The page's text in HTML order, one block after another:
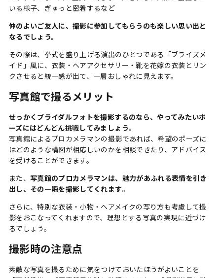
いる様子、ぎゅっと密着するなど
仲のよいご友人に、撮影に参加してもらうのも楽しい思い出と
なるでしょう。
その際は、挙式を盛り上げる演出のひとつである「ブライズメ
イド」風に、衣装・ヘアアクセサリー・靴を花嫁の衣装とリン
クさせると統一感が出て、一層おしゃれに見えます。
写真館で撮るメリット
せっかくブライダルフォトを撮影するのなら、やってみたいポ
ーズにはどんどん挑戦してみましょう。
写真館によるプロカメラマンの撮影であれば、希望のポーズに
はどのような構図が相応しいのかを相談できたり、アドバイス
を受けることができます。
また、 写真館のプロカメラマンは、魅力があふれる表情を引き
出し、その一瞬を撮影してくれます。
さらに、特別な衣装・小物・ヘアメイクの写り方も考慮して撮
影をおこなってくれますので、理想とする写真の実現に近づけ
るでしょう。
撮影時の注意点
素敵な写真を撮るために気をつけておいたほうがよいことを